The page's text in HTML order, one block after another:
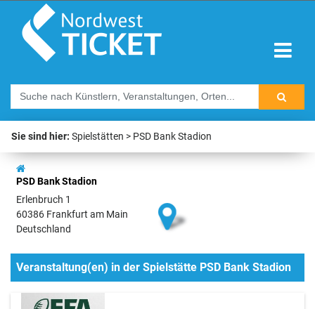
Sie sind hier: Spielstätten PSD Bank Stadion
PSD Bank Stadion
Erlenbruch 1
60386 Frankfurt am Main
Deutschland
Veranstaltung(en) in der Spielstätte PSD Bank Stadion